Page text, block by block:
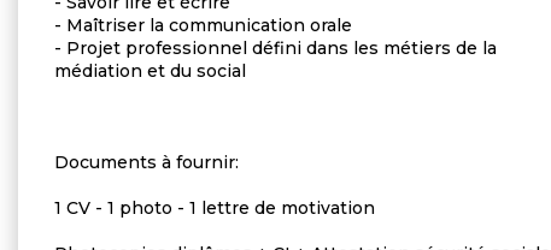
- Maîtriser la communication orale
- Projet professionnel défini dans les métiers de la
médiation et du social
Documents à fournir:
1 CV - 1 photo - 1 lettre de motivation